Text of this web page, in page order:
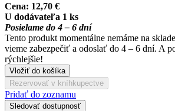
Cena: 12,70 €
U dodávateľa 1 ks
Posielame do 4 – 6 dní
Tento produkt momentálne nemáme na
vieme zabezpečiť a odoslať do 4 – 6 dní. A
rýchlejšie!
Vložiť do košíka
Rezervovať v kníhkupectve
Pridať do zoznamu
Sledovať dostupnosť